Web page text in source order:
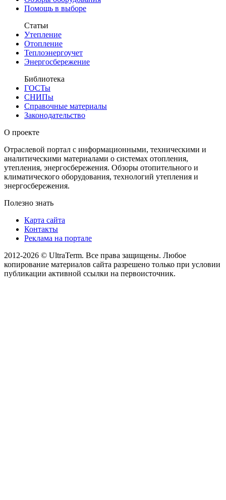
Помощь в выборе
Статьи
Утепление
Отопление
Теплоэнергоучет
Энергосбережение
Библиотека
ГОСТы
СНИПы
Справочные материалы
Законодательство
О проекте
Отраслевой портал с информационными, техническими и
аналитическими материалами о системах отопления,
утепления, энергосбережения. Обзоры отопительного и
климатического оборудования, технологий утепления и
энергосбережения.
Полезно знать
Карта сайта
Контакты
Реклама на портале
2012-2026 © UltraTerm. Все права защищены. Любое
копирование материалов сайта разрешено только при условии
публикации активной ссылки на первоисточник.